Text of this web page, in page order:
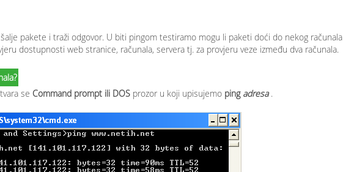
pakete i traži odgovor. U biti pingom testiramo mogu li paketi doći do nekog računala
dostupnosti web stranice, računala, servera tj. za provjeru veze između dva računala.
se Command prompt ili DOS prozor u koji upisujemo ping adresa.